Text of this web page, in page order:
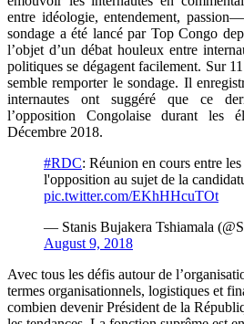
entre idéologie, entendement,
sondage a été lancé par Top Congo
l’objet d’un débat houleux entre
politiques se dégagent facilement. Sur
semble remporter le sondage. Il
internautes ont suggéré que ce
l’opposition Congolaise durant les
Décembre 2018.
#RDC: Réunion en cours entre les
l'opposition au sujet de la
pic.twitter.com/EKhHHcuTOt
— Stanis Bujakera Tshiamala
August 9, 2018
Avec tous les défis autour de
termes organisationnels, logistiques et
combien devenir Président de la